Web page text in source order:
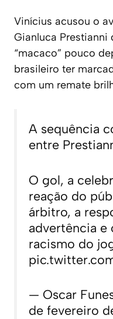
Vinícius acusou o
Gianluca
“macaco” pouco
brasileiro ter
com um remate
A sequência
entre
O gol, a
reação do
árbitro, a
advertência e
racismo do
— Oscar
de fevereiro